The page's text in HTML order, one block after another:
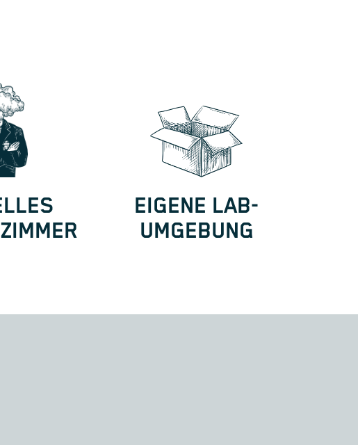
EIGENE LAB-
UMGEBUNG